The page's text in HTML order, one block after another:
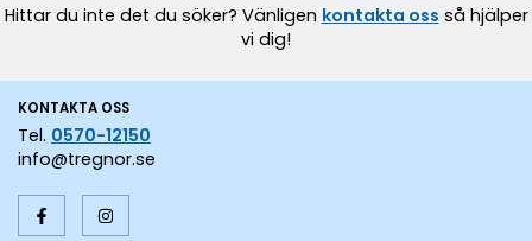
Hittar du inte det du söker? Vänligen kontakta oss så hjälper
vi dig!
KONTAKTA OSS
Tel. 0570-12150
info@tregnor.se